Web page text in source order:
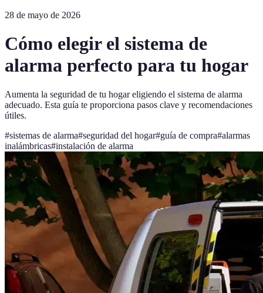
28 de mayo de 2026
Cómo elegir el sistema de
alarma perfecto para tu hogar
Aumenta la seguridad de tu hogar eligiendo el sistema de alarma
adecuado. Esta guía te proporciona pasos clave y recomendaciones
útiles.
#sistemas de alarma#seguridad del hogar#guía de compra#alarmas
inalámbricas#instalación de alarma